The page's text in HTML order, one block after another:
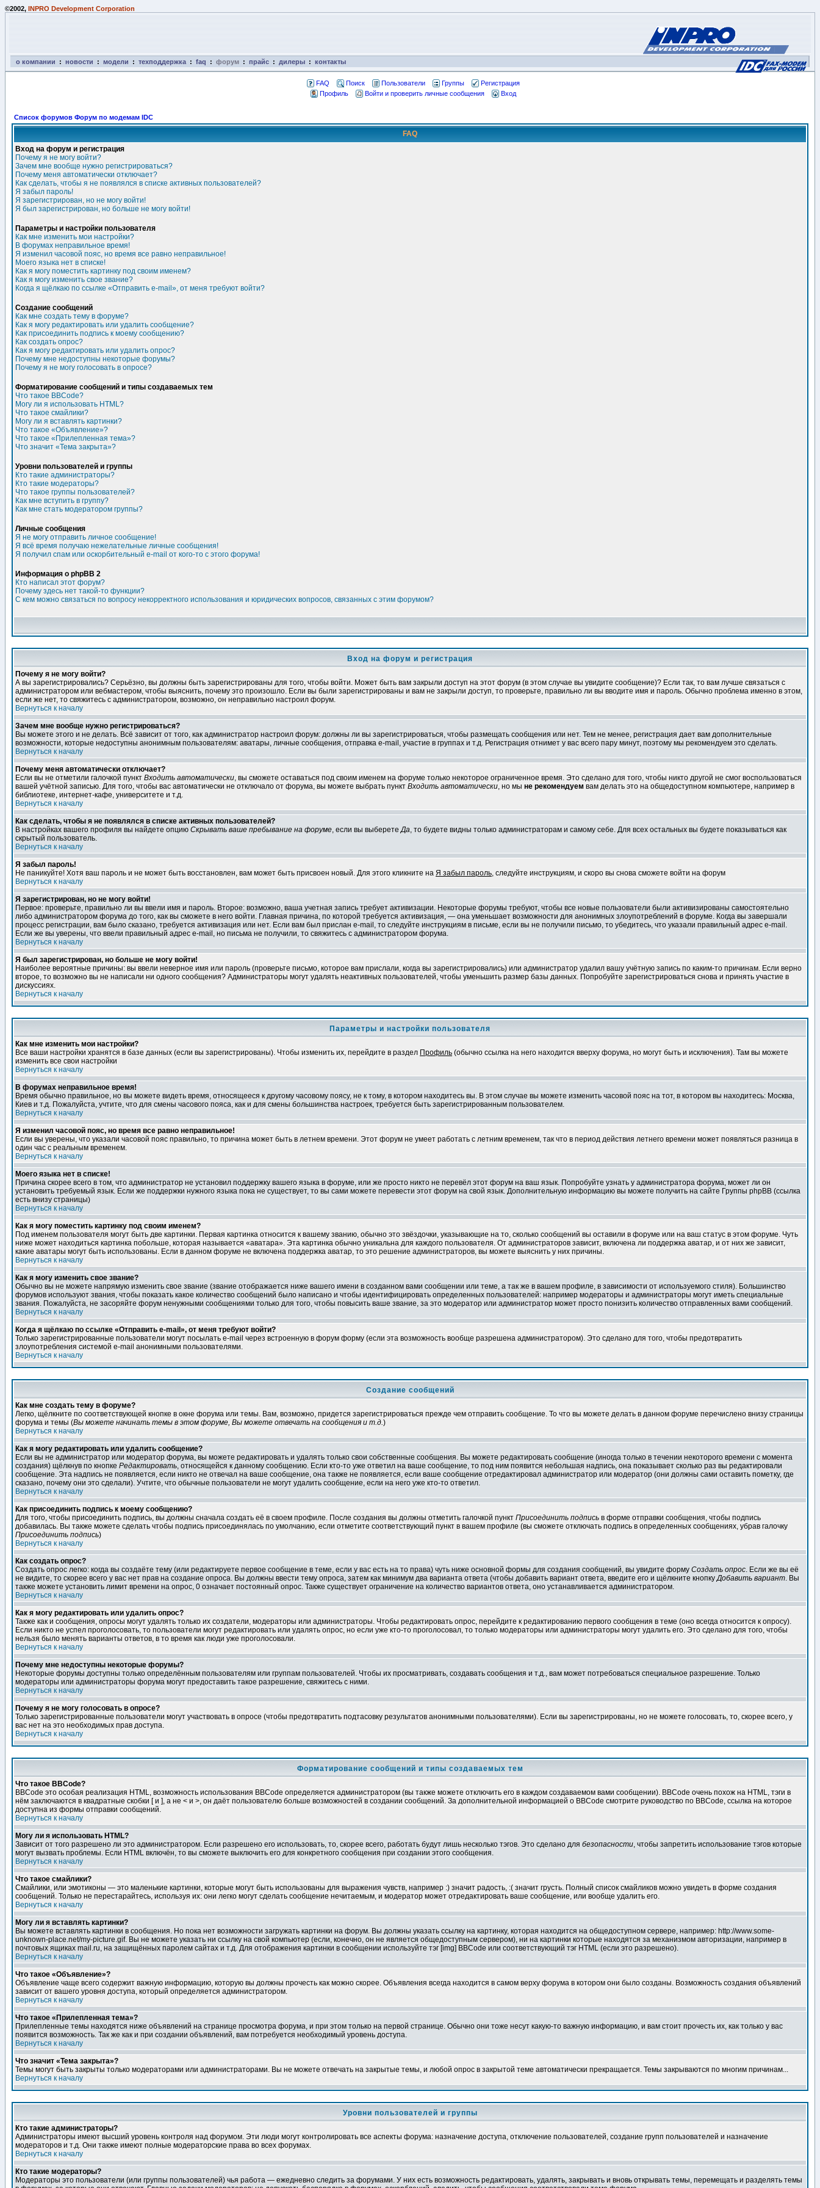
©2002, INPRO Development Corporation
о компании : новости : модели : техподдержка : faq : форум : прайс : дилеры : контакты
FAQ Поиск Пользователи Группы
Регистрация
Профиль
Войти и проверить личные сообщения Вход
Список форумов Форум по модемам IDC
FAQ
Вход на форум и регистрация
Почему я не могу войти?
Зачем мне вообще нужно регистрироваться?
Почему меня автоматически отключает?
Как сделать, чтобы я не появлялся в списке активных пользователей?
Я забыл пароль!
Я зарегистрирован, но не могу войти!
Я был зарегистрирован, но больше не могу войти!
Параметры и настройки пользователя
Как мне изменить мои настройки?
В форумах неправильное время!
Я изменил часовой пояс, но время все равно неправильное!
Моего языка нет в списке!
Как я могу поместить картинку под своим именем?
Как я могу изменить свое звание?
Когда я щёлкаю по ссылке «Отправить e-mail», от меня требуют войти?
Создание сообщений
Как мне создать тему в форуме?
Как я могу редактировать или удалить сообщение?
Как присоединить подпись к моему сообщению?
Как создать опрос?
Как я могу редактировать или удалить опрос?
Почему мне недоступны некоторые форумы?
Почему я не могу голосовать в опросе?
Форматирование сообщений и типы создаваемых тем
Что такое BBCode?
Могу ли я использовать HTML?
Что такое смайлики?
Могу ли я вставлять картинки?
Что такое «Объявление»?
Что такое «Прилепленная тема»?
Что значит «Тема закрыта»?
Уровни пользователей и группы
Кто такие администраторы?
Кто такие модераторы?
Что такое группы пользователей?
Как мне вступить в группу?
Как мне стать модератором группы?
Личные сообщения
Я не могу отправить личное сообщение!
Я всё время получаю нежелательные личные сообщения!
Я получил спам или оскорбительный e-mail от кого-то с этого форума!
Информация о phpBB 2
Кто написал этот форум?
Почему здесь нет такой-то функции?
С кем можно связаться по вопросу некорректного использования и юридических вопросов, связанных с этим форумом?
Вход на форум и регистрация
Почему я не могу войти?
А вы зарегистрировались? Серьёзно, вы должны быть зарегистрированы для того, чтобы войти. Может быть вам закрыли доступ на этот форум (в этом случае вы увидите сообщение)? Если так, то вам лучше связаться с
администратором или вебмастером, чтобы выяснить, почему это произошло. Если вы были зарегистрированы и вам не закрыли доступ, то проверьте, правильно ли вы вводите имя и пароль. Обычно проблема именно в этом,
если же нет, то свяжитесь с администратором, возможно, он неправильно настроил форум.
Вернуться к началу
Зачем мне вообще нужно регистрироваться?
Вы можете этого и не делать. Всё зависит от того, как администратор настроил форум: должны ли вы зарегистрироваться, чтобы размещать сообщения или нет. Тем не менее, регистрация дает вам дополнительные
возможности, которые недоступны анонимным пользователям: аватары, личные сообщения, отправка e-mail, участие в группах и т.д. Регистрация отнимет у вас всего пару минут, поэтому мы рекомендуем это сделать.
Вернуться к началу
Почему меня автоматически отключает?
Если вы не отметили галочкой пункт Входить автоматически, вы сможете оставаться под своим именем на форуме только некоторое ограниченное время. Это сделано для того, чтобы никто другой не смог воспользоваться
вашей учётной записью. Для того, чтобы вас автоматически не отключало от форума, вы можете выбрать пункт Входить автоматически, но мы не рекомендуем вам делать это на общедоступном компьютере, например в
библиотеке, интернет-кафе, университете и т.д.
Вернуться к началу
Как сделать, чтобы я не появлялся в списке активных пользователей?
В настройках вашего профиля вы найдете опцию Скрывать ваше пребывание на форуме, если вы выберетеДа, то будете видны только администраторам и самому себе. Для всех остальных вы будете показываться как
скрытый пользователь.
Вернуться к началу
Я забыл пароль!
Не паникуйте! Хотя ваш пароль и не может быть восстановлен, вам может быть присвоен новый. Для этого кликните на Я забыл пароль, следуйте инструкциям, и скоро вы снова сможете войти на форум
Вернуться к началу
Я зарегистрирован, но не могу войти!
Первое: проверьте, правильно ли вы ввели имя и пароль. Второе: возможно, ваша учетная запись требует активизации. Некоторые форумы требуют, чтобы все новые пользователи были активизированы самостоятельно
либо администратором форума до того, как вы сможете в него войти. Главная причина, по которой требуется активизация, — она уменьшает возможности для анонимных злоупотреблений в форуме. Когда вы завершали
процесс регистрации, вам было сказано, требуется активизация или нет. Если вам был прислан e-mail, то следуйте инструкциям в письме, если вы не получили письмо, то убедитесь, что указали правильный адрес e-mail.
Если же вы уверены, что ввели правильный адрес e-mail, но письма не получили, то свяжитесь с администратором форума.
Вернуться к началу
Я был зарегистрирован, но больше не могу войти!
Наиболее вероятные причины: вы ввели неверное имя или пароль (проверьте письмо, которое вам прислали, когда вы зарегистрировались) или администратор удалил вашу учётную запись по каким-то причинам. Если верно
второе, то возможно вы не написали ни одного сообщения? Администраторы могут удалять неактивных пользователей, чтобы уменьшить размер базы данных. Попробуйте зарегистрироваться снова и принять участие в
дискуссиях.
Вернуться к началу
Параметры и настройки пользователя
Как мне изменить мои настройки?
Все ваши настройки хранятся в базе данных (если вы зарегистрированы). Чтобы изменить их, перейдите в раздел Профиль (обычно ссылка на него находится вверху форума, но могут быть и исключения). Там вы можете
изменить все свои настройки
Вернуться к началу
В форумах неправильное время!
Время обычно правильное, но вы можете видеть время, относящееся к другому часовому поясу, не к тому, в котором находитесь вы. В этом случае вы можете изменить часовой пояс на тот, в котором вы находитесь: Москва,
Киев и т.д. Пожалуйста, учтите, что для смены часового пояса, как и для смены большинства настроек, требуется быть зарегистрированным пользователем.
Вернуться к началу
Я изменил часовой пояс, но время все равно неправильное!
Если вы уверены, что указали часовой пояс правильно, то причина может быть в летнем времени. Этот форум не умеет работать с летним временем, так что в период действия летнего времени может появляться разница в
один час с реальным временем.
Вернуться к началу
Моего языка нет в списке!
Причина скорее всего в том, что администратор не установил поддержку вашего языка в форуме, или же просто никто не перевёл этот форум на ваш язык. Попробуйте узнать у администратора форума, может ли он
установить требуемый язык. Если же поддержки нужного языка пока не существует, то вы сами можете перевести этот форум на свой язык. Дополнительную информацию вы можете получить на сайте Группы phpBB (ссылка
есть внизу страницы)
Вернуться к началу
Как я могу поместить картинку под своим именем?
Под именем пользователя могут быть две картинки. Первая картинка относится к вашему званию, обычно это звёздочки, указывающие на то, сколько сообщений вы оставили в форуме или на ваш статус в этом форуме. Чуть
ниже может находиться картинка побольше, которая называется «аватара». Эта картинка обычно уникальна для каждого пользователя. От администраторов зависит, включена ли поддержка аватар, и от них же зависит,
какие аватары могут быть использованы. Если в данном форуме не включена поддержка аватар, то это решение администраторов, вы можете выяснить у них причины.
Вернуться к началу
Как я могу изменить свое звание?
Обычно вы не можете напрямую изменить свое звание (звание отображается ниже вашего имени в созданном вами сообщении или теме, а так же в вашем профиле, в зависимости от используемого стиля). Большинство
форумов используют звания, чтобы показать какое количество сообщений было написано и чтобы идентифицировать определенных пользователей: например модераторы и администраторы могут иметь специальные
звания. Пожалуйста, не засоряйте форум ненужными сообщениями только для того, чтобы повысить ваше звание, за это модератор или администратор может просто понизить количество отправленных вами сообщений.
Вернуться к началу
Когда я щёлкаю по ссылке «Отправить e-mail», от меня требуют войти?
Только зарегистрированные пользователи могут посылать e-mail через встроенную в форум форму (если эта возможность вообще разрешена администратором). Это сделано для того, чтобы предотвратить
злоупотребления системой e-mail анонимными пользователями.
Вернуться к началу
Создание сообщений
Как мне создать тему в форуме?
Легко, щёлкните по соответствующей кнопке в окне форума или темы. Вам, возможно, придется зарегистрироваться прежде чем отправить сообщение. То что вы можете делать в данном форуме перечислено внизу страницы
форума и темы (Вы можете начинать темы в этом форуме, Вы можете отвечать на сообщения и т.д.)
Вернуться к началу
Как я могу редактировать или удалить сообщение?
Если вы не администратор или модератор форума, вы можете редактировать и удалять только свои собственные сообщения. Вы можете редактировать сообщение (иногда только в течении некоторого времени с момента
создания) щёлкнув по кнопке Редактировать, относящейся к данному сообщению. Если кто-то уже ответил на ваше сообщение, то под ним появится небольшая надпись, она показывает сколько раз вы редактировали
сообщение. Эта надпись не появляется, если никто не отвечал на ваше сообщение, она также не появляется, если ваше сообщение отредактировал администратор или модератор (они должны сами оставить пометку, где
сказано, почему они это сделали). Учтите, что обычные пользователи не могут удалить сообщение, если на него уже кто-то ответил.
Вернуться к началу
Как присоединить подпись к моему сообщению?
Для того, чтобы присоединить подпись, вы должны сначала создать её в своем профиле. После создания вы должны отметить галочкой пункт Присоединить подпись в форме отправки сообщения, чтобы подпись
добавилась. Вы также можете сделать чтобы подпись присоединялась по умолчанию, если отметите соответствующий пункт в вашем профиле (вы сможете отключать подпись в определенных сообщениях, убрав галочку
Присоединить подпись)
Вернуться к началу
Как создать опрос?
Создать опрос легко: когда вы создаёте тему (или редактируете первое сообщение в теме, если у вас есть на то права) чуть ниже основной формы для создания сообщений, вы увидите форму Создать опрос. Если же вы её
не видите, то скорее всего у вас нет прав на создание опроса. Вы должны ввести тему опроса, затем как минимум два варианта ответа (чтобы добавить вариант ответа, введите его и щёлкните кнопкуДобавить вариант. Вы
также можете установить лимит времени на опрос, 0 означает постоянный опрос. Также существует ограничение на количество вариантов ответа, оно устанавливается администратором.
Вернуться к началу
Как я могу редактировать или удалить опрос?
Также как и сообщения, опросы могут удалять только их создатели, модераторы или администраторы. Чтобы редактировать опрос, перейдите к редактированию первого сообщения в теме (оно всегда относится к опросу).
Если никто не успел проголосовать, то пользователи могут редактировать или удалять опрос, но если уже кто-то проголосовал, то только модераторы или администраторы могут удалить его. Это сделано для того, чтобы
нельзя было менять варианты ответов, в то время как люди уже проголосовали.
Вернуться к началу
Почему мне недоступны некоторые форумы?
Некоторые форумы доступны только определённым пользователям или группам пользователей. Чтобы их просматривать, создавать сообщения и т.д., вам может потребоваться специальное разрешение. Только
модераторы или администраторы форума могут предоставить такое разрешение, свяжитесь с ними.
Вернуться к началу
Почему я не могу голосовать в опросе?
Только зарегистрированные пользователи могут участвовать в опросе (чтобы предотвратить подтасовку результатов анонимными пользователями). Если вы зарегистрированы, но не можете голосовать, то, скорее всего, у
вас нет на это необходимых прав доступа.
Вернуться к началу
Форматирование сообщений и типы создаваемых тем
Что такое BBCode?
BBCode это особая реализация HTML, возможность использования BBCode определяется администратором (вы также можете отключить его в каждом создаваемом вами сообщении). BBCode очень похож на HTML, тэги в
нём заключаются в квадратные скобки [ и ], а не < и >, он даёт пользователю больше возможностей в создании сообщений. За дополнительной информацией о BBCode смотрите руководство по BBCode, ссылка на которое
доступна из формы отправки сообщений.
Вернуться к началу
Могу ли я использовать HTML?
Зависит от того разрешено ли это администратором. Если разрешено его использовать, то, скорее всего, работать будут лишь несколько тэгов. Это сделано для безопасности, чтобы запретить использование тэгов которые
могут вызвать проблемы. Если HTML включён, то вы сможете выключить его для конкретного сообщения при создании этого сообщения.
Вернуться к началу
Что такое смайлики?
Смайлики, или эмотиконы — это маленькие картинки, которые могут быть использованы для выражения чувств, например :) значит радость, :( значит грусть. Полный список смайликов можно увидеть в форме создания
сообщений. Только не перестарайтесь, используя их: они легко могут сделать сообщение нечитаемым, и модератор может отредактировать ваше сообщение, или вообще удалить его.
Вернуться к началу
Могу ли я вставлять картинки?
Вы можете вставлять картинки в сообщения. Но пока нет возможности загружать картинки на форум. Вы должны указать ссылку на картинку, которая находится на общедоступном сервере, например: http://www.some-
unknown-place.net/my-picture.gif. Вы не можете указать ни ссылку на свой компьютер (если, конечно, он не является общедоступным сервером), ни на картинки которые находятся за механизмом авторизации, например в
почтовых ящиках mail.ru, на защищённых паролем сайтах и т.д. Для отображения картинки в сообщении используйте тэг [img] BBCode или соответствующий тэг HTML (если это разрешено).
Вернуться к началу
Что такое «Объявление»?
Объявление чаще всего содержит важную информацию, которую вы должны прочесть как можно скорее. Объявления всегда находится в самом верху форума в котором они было созданы. Возможность создания объявлений
зависит от вашего уровня доступа, который определяется администратором.
Вернуться к началу
Что такое «Прилепленная тема»?
Прилепленные темы находятся ниже объявлений на странице просмотра форума, и при этом только на первой странице. Обычно они тоже несут какую-то важную информацию, и вам стоит прочесть их, как только у вас
появится возможность. Так же как и при создании объявлений, вам потребуется необходимый уровень доступа.
Вернуться к началу
Что значит «Тема закрыта»?
Темы могут быть закрыты только модераторами или администраторами. Вы не можете отвечать на закрытые темы, и любой опрос в закрытой теме автоматически прекращается. Темы закрываются по многим причинам...
Вернуться к началу
Уровни пользователей и группы
Кто такие администраторы?
Администраторы имеют высший уровень контроля над форумом. Эти люди могут контролировать все аспекты форума: назначение доступа, отключение пользователей, создание групп пользователей и назначение
модераторов и т.д. Они также имеют полные модераторские права во всех форумах.
Вернуться к началу
Кто такие модераторы?
Модераторы это пользователи (или группы пользователей) чья работа — ежедневно следить за форумами. У них есть возможность редактировать, удалять, закрывать и вновь открывать темы, перемещать и разделять темы